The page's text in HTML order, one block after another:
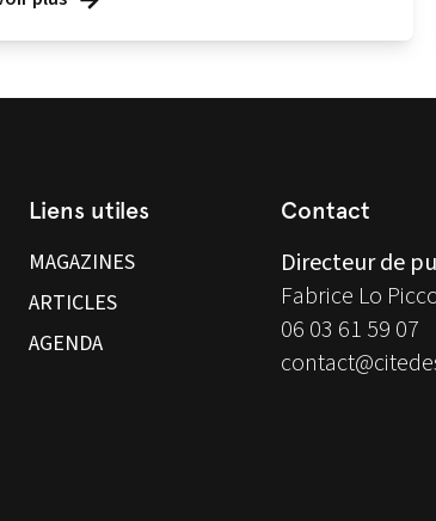
Liens utiles
MAGAZINES
ARTICLES
AGENDA
Contact
Directeur de
Fabrice Lo
06 03 61 59 07